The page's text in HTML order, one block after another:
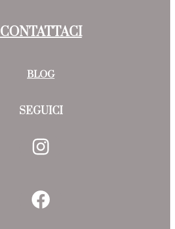
CONTATTACI
BLOG
SEGUICI
Instagram
Facebook